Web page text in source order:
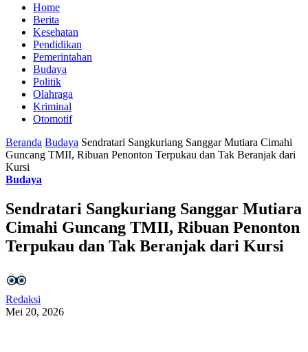
Home
Berita
Kesehatan
Pendidikan
Pemerintahan
Budaya
Politik
Olahraga
Kriminal
Otomotif
Beranda Budaya Sendratari Sangkuriang Sanggar Mutiara Cimahi
Guncang TMII, Ribuan Penonton Terpukau dan Tak Beranjak dari
Kursi
Budaya
Sendratari Sangkuriang Sanggar Mutiara
Cimahi Guncang TMII, Ribuan Penonton
Terpukau dan Tak Beranjak dari Kursi
Redaksi
Mei 20, 2026